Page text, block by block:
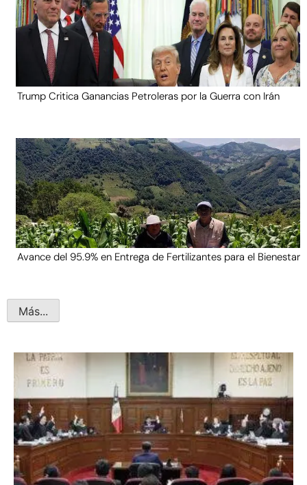
Trump Critica Ganancias Petroleras por la Guerra con Irán
Avance del 95.9% en Entrega de Fertilizantes para el Bienestar
Más...